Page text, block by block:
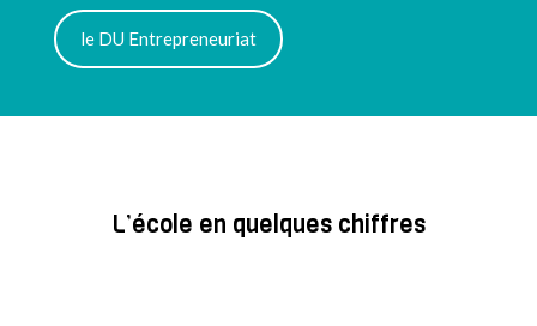
le DU Entrepreneuriat
L’école en quelques chiffres